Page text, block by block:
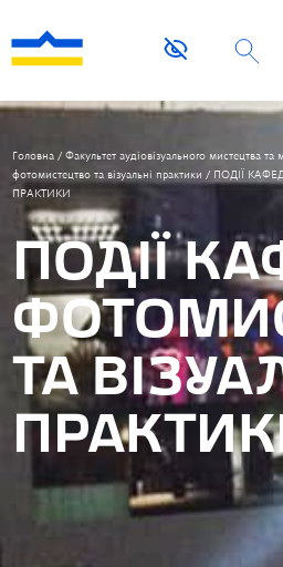
Головна / Факультет аудіовізуального мистецтва та
фотомистецтво та візуальні практики / ПОДІЇ
ПРАКТИКИ
ПОДІЇ
ТА